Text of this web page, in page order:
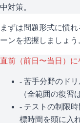
中対策。
まずは問題形式に慣
ーンを把握しましょう
直前（前日〜当日）
- 苦手分野のド
（全範囲の復習
- テストの制限
標時間を頭に入